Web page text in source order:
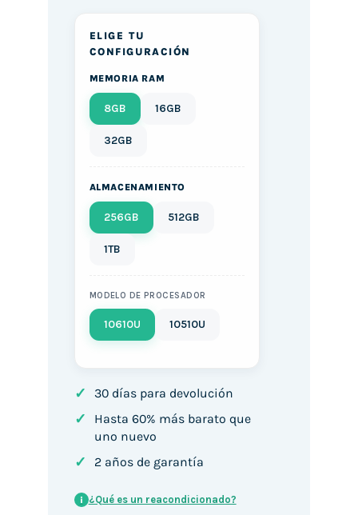
ELIGE TU
CONFIGURACIÓN
MEMORIA RAM
8GB 16GB
32GB
ALMACENAMIENTO
256GB 512GB
1TB
MODELO DE PROCESADOR
10610U 10510U
✓ 30 días para devolución
✓
Hasta 60% más barato que
uno nuevo
✓ 2 años de garantía
i ¿Qué es un reacondicionado?